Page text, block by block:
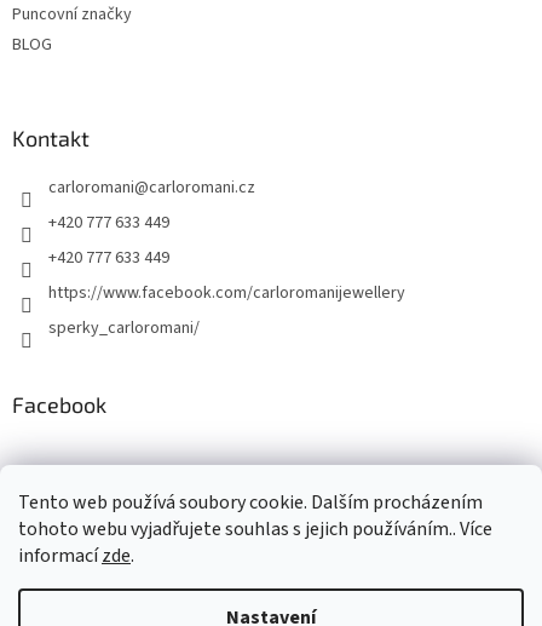
Tento web používá soubory cookie. Dalším procházením
tohoto webu vyjadřujete souhlas s jejich používáním.. Více
informacízde.
Nastavení
Puncovní značky
BLOG
Kontakt
carloromani@carloromani.cz
+420 777 633 449
+420 777 633 449
https://www.facebook.com/carloromanijewellery
sperky_carloromani/
Facebook
Instagram